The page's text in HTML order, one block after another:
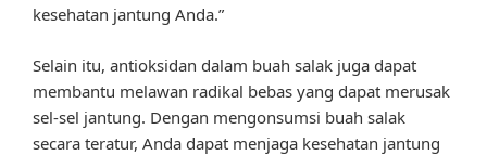
kesehatan jantung Anda.”
Selain itu, antioksidan dalam buah salak juga dapat
membantu melawan radikal bebas yang dapat merusak
sel-sel jantung. Dengan mengonsumsi buah salak
secara teratur, Anda dapat menjaga kesehatan jantung